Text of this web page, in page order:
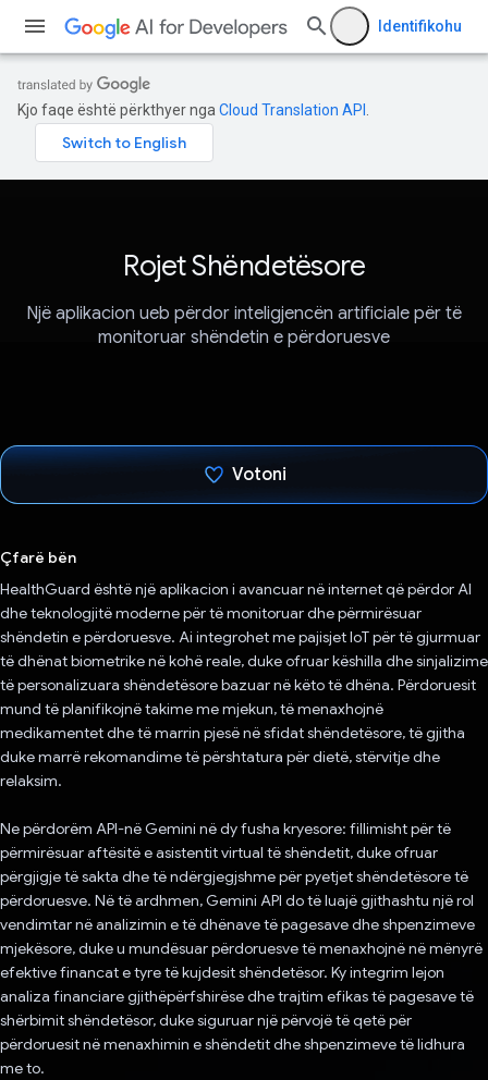
Identifikohu
Kjo faqe është përkthyer nga Cloud Translation API
Rojet Shëndetësore
Një aplikacion ueb përdor inteligjencën artificiale për të
monitoruar shëndetin e përdoruesve
Votoni
Çfarë bën
HealthGuard është një aplikacion i avancuar në internet që përdor AI
dhe teknologjitë moderne për të monitoruar dhe përmirësuar
shëndetin e përdoruesve. Ai integrohet me pajisjet IoT për të gjurmuar
të dhënat biometrike në kohë reale, duke ofruar këshilla dhe sinjalizime
të personalizuara shëndetësore bazuar në këto të dhëna. Përdoruesit
mund të planifikojnë takime me mjekun, të menaxhojnë
medikamentet dhe të marrin pjesë në sfidat shëndetësore, të gjitha
duke marrë rekomandime të përshtatura për dietë, stërvitje dhe
relaksim.
Ne përdorëm API-në Gemini në dy fusha kryesore: fillimisht për të
përmirësuar aftësitë e asistentit virtual të shëndetit, duke ofruar
përgjigje të sakta dhe të ndërgjegjshme për pyetjet shëndetësore të
përdoruesve. Në të ardhmen, Gemini API do të luajë gjithashtu një rol
vendimtar në analizimin e të dhënave të pagesave dhe shpenzimeve
mjekësore, duke u mundësuar përdoruesve të menaxhojnë në mënyrë
efektive financat e tyre të kujdesit shëndetësor. Ky integrim lejon
analiza financiare gjithëpërfshirëse dhe trajtim efikas të pagesave të
shërbimit shëndetësor, duke siguruar një përvojë të qetë për
përdoruesit në menaxhimin e shëndetit dhe shpenzimeve të lidhura
me to.